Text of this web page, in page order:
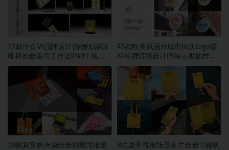
12款小众VI品牌设计购物纸袋咖
啡杯画册名片工作证iPad平板
MacBook电脑iPhone手机贴图
45款欧美风国外城市街头Logo徽
标标牌灯箱设计PS展示贴图样机
模板
10款真实帆布袋画册相框海报笔
8款夏季海报场景名片画册书籍帆